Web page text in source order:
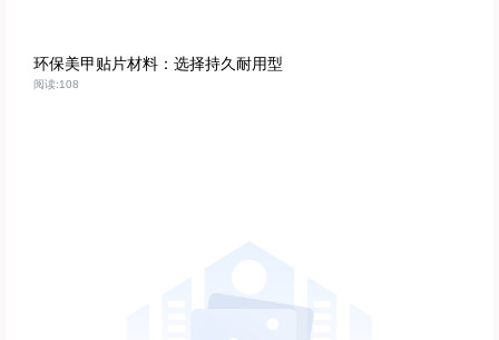
环保美甲贴片材料：选择持久耐用型
阅读:108